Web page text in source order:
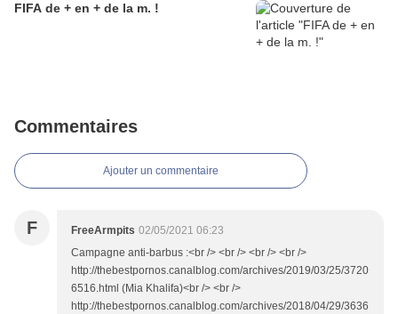
FIFA de + en + de la m. !
Commentaires
Ajouter un commentaire
F FreeArmpits 02/05/2021 06:23
Campagne anti-barbus :<br /> <br /> <br /> <br />
http://thebestpornos.canalblog.com/archives/2019/03/25/3720
6516.html (Mia Khalifa)<br /> <br />
http://thebestpornos.canalblog.com/archives/2018/04/29/3636